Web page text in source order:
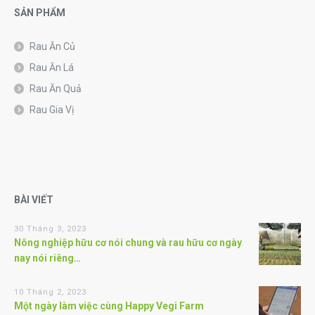
SẢN PHẨM
Rau Ăn Củ
Rau Ăn Lá
Rau Ăn Quả
Rau Gia Vị
BÀI VIẾT
30 Tháng 3, 2023
Nông nghiệp hữu cơ nói chung và rau hữu cơ ngày
nay nói riêng…
10 Tháng 2, 2023
Một ngày làm việc cùng Happy Vegi Farm